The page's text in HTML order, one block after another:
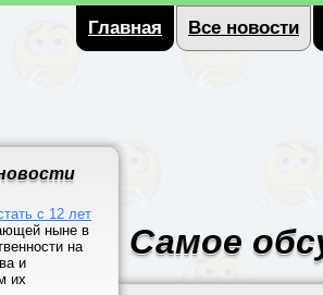
Главная Все новости
с 12 лет
ныне в
на
и
их
Самое